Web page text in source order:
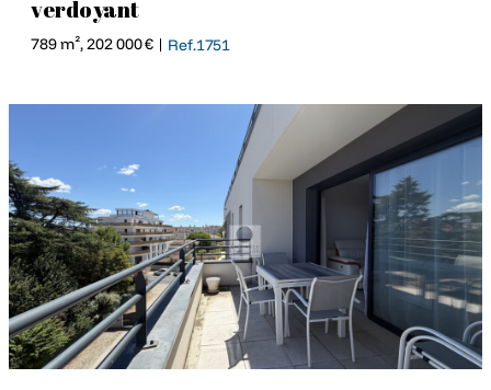
verdoyant
789 m², 202 000 € | Ref.1751